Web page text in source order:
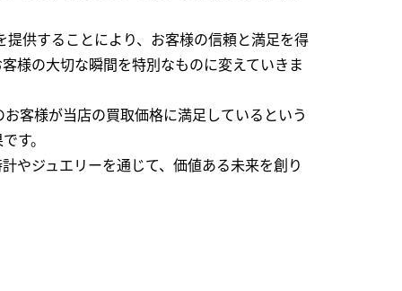
供することにより、お客様の信頼と満足を得
様の大切な瞬間を特別なものに変えていきま
客様が当店の買取価格に満足しているという
す。
やジュエリーを通じて、価値ある未来を創り